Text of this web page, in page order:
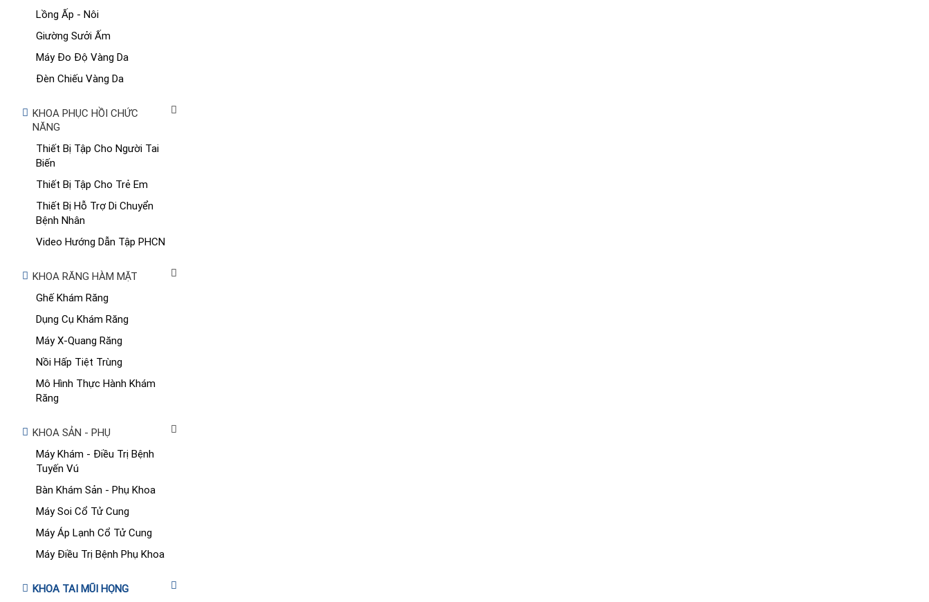
Lồng Ấp - Nôi
Giường Sưởi Ấm
Máy Đo Độ Vàng Da
Đèn Chiếu Vàng Da
KHOA PHỤC HỒI CHỨC
NĂNG
Thiết Bị Tập Cho Người Tai
Biến
Thiết Bị Tập Cho Trẻ Em
Thiết Bị Hỗ Trợ Di Chuyển
Bệnh Nhân
Video Hướng Dẫn Tập PHCN
KHOA RĂNG HÀM MẶT
Ghế Khám Răng
Dụng Cụ Khám Răng
Máy X-Quang Răng
Nồi Hấp Tiệt Trùng
Mô Hình Thực Hành Khám
Răng
KHOA SẢN - PHỤ
Máy Khám - Điều Trị Bệnh
Tuyến Vú
Bàn Khám Sản - Phụ Khoa
Máy Soi Cổ Tử Cung
Máy Áp Lạnh Cổ Tử Cung
Máy Điều Trị Bệnh Phụ Khoa
KHOA TAI MŨI HỌNG